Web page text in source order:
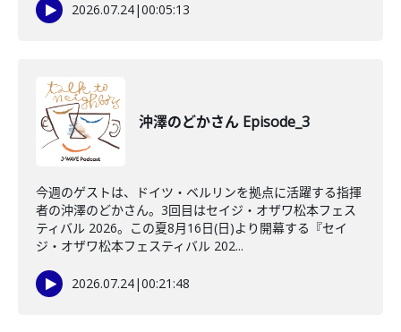
2026.07.24|00:05:13
沖澤のどかさん Episode_3
今週のゲストは、ドイツ・ベルリンを拠点に活躍する指揮
者の沖澤のどかさん。3回目はセイジ・オザワ松本フェス
ティバル 2026。この夏8月16日(日)より開幕する『セイ
ジ・オザワ松本フェスティバル 202...
2026.07.24|00:21:48